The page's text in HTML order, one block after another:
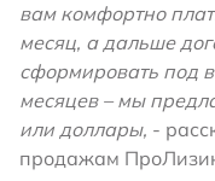
вам комфортно
месяц, а дальше
сформировать под
месяцев – мы
или доллары, -
продажам